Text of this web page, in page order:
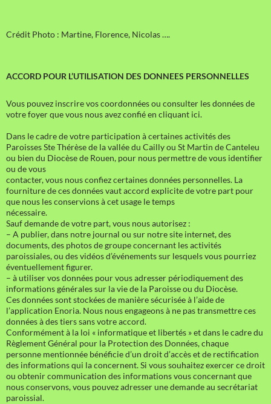
Crédit Photo : Martine, Florence, Nicolas ….
ACCORD POUR L’UTILISATION DES DONNEES PERSONNELLES
Vous pouvez inscrire vos coordonnées ou consulter les données de
votre foyer que vous nous avez confié en cliquant ici.
Dans le cadre de votre participation à certaines activités des
Paroisses Ste Thérèse de la vallée du Cailly ou St Martin de Canteleu
ou bien du Diocèse de Rouen, pour nous permettre de vous identifier
ou de vous
contacter, vous nous confiez certaines données personnelles. La
fourniture de ces données vaut accord explicite de votre part pour
que nous les conservions à cet usage le temps
nécessaire.
Sauf demande de votre part, vous nous autorisez :
– A publier, dans notre journal ou sur notre site internet, des
documents, des photos de groupe concernant les activités
paroissiales, ou des vidéos d’événements sur lesquels vous pourriez
éventuellement figurer.
– à utiliser vos données pour vous adresser périodiquement des
informations générales sur la vie de la Paroisse ou du Diocèse.
Ces données sont stockées de manière sécurisée à l’aide de
l’application Enoria. Nous nous engageons à ne pas transmettre ces
données à des tiers sans votre accord.
Conformément à la loi « informatique et libertés » et dans le cadre du
Règlement Général pour la Protection des Données, chaque
personne mentionnée bénéficie d’un droit d’accès et de rectification
des informations qui la concernent. Si vous souhaitez exercer ce droit
ou obtenir communication des informations vous concernant que
nous conservons, vous pouvez adresser une demande au secrétariat
paroissial.